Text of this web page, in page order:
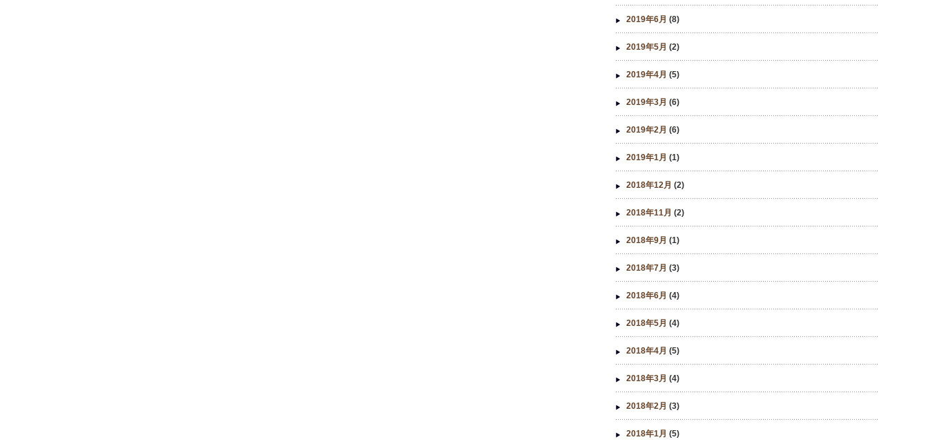
2019年6月 (8)
2019年5月 (2)
2019年4月 (5)
2019年3月 (6)
2019年2月 (6)
2019年1月 (1)
2018年12月 (2)
2018年11月 (2)
2018年9月 (1)
2018年7月 (3)
2018年6月 (4)
2018年5月 (4)
2018年4月 (5)
2018年3月 (4)
2018年2月 (3)
2018年1月 (5)